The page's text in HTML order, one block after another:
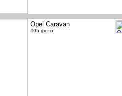
Opel Caravan
#05 фото